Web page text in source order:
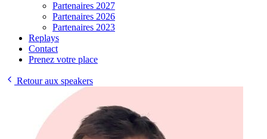
Partenaires 2027
Partenaires 2026
Partenaires 2023
Replays
Contact
Prenez votre place
Retour aux speakers